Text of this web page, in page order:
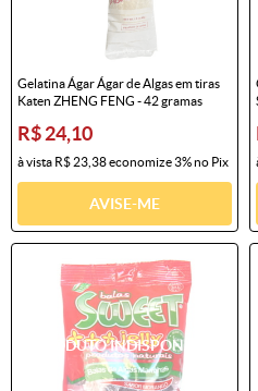
Gelatina Ágar Ágar de Algas em tiras
Katen ZHENG FENG - 42 gramas
R$ 24,10
à vista R$ 23,38economize3%no Pix
AVISE-ME